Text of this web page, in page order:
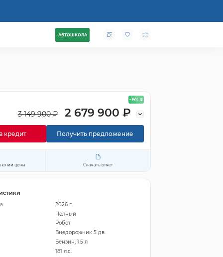
АВТОШКОЛА
- 14%
3 149 900 ₽ 2 679 900 ₽
кредит Получить предложение
цены Скачать отчет
2026 г.
Полный
Робот
Внедорожник 5 дв.
Бензин, 1.5 л
181 л.с.